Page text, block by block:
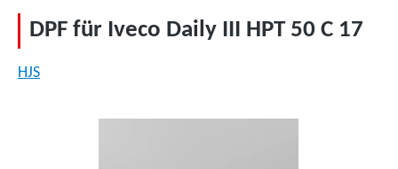
DPF für Iveco Daily III HPT 50 C 17
HJS